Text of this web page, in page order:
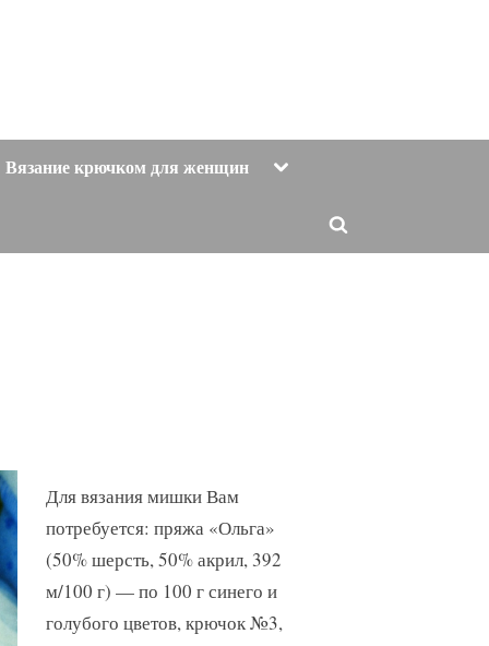
Вязание крючком для женщин Toggle
Toggle
Для вязания мишки Вам
потребуется: пряжа «Ольга»
(50% шерсть, 50% акрил, 392
м/100 г) — по 100 г синего и
голубого цветов, крючок №3,